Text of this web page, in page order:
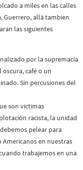
a miles en las calles
Guerrero, allá tambien
las siguientes
por la supremacía
café o un
Sin percusiones del
son victimas
racista, la unidad
pelear para
en nuestras
trabajemos en una